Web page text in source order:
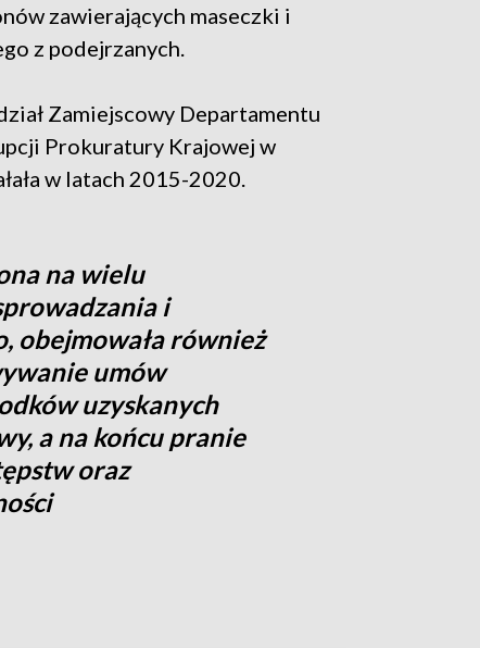
zawierających maseczki i
z podejrzanych.
Zamiejscowy Departamentu
Prokuratury Krajowej w
w latach 2015-2020.
na wielu
i
obejmowała również
umów
uzyskanych
a na końcu pranie
oraz